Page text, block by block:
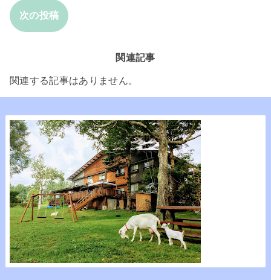
次の投稿
関連記事
関連する記事はありません。